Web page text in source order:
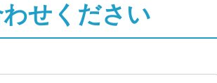
せください